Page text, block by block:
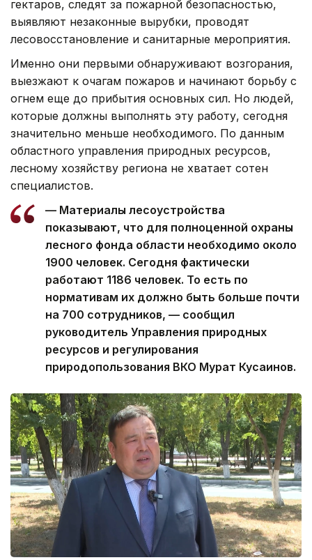
гектаров, следят за пожарной безопасностью,
выявляют незаконные вырубки, проводят
лесовосстановление и санитарные мероприятия.
Именно они первыми обнаруживают возгорания,
выезжают к очагам пожаров и начинают борьбу с
огнем еще до прибытия основных сил. Но людей,
которые должны выполнять эту работу, сегодня
значительно меньше необходимого. По данным
областного управления природных ресурсов,
лесному хозяйству региона не хватает сотен
специалистов.
— Материалы лесоустройства
показывают, что для полноценной охраны
лесного фонда области необходимо около
1900 человек. Сегодня фактически
работают 1186 человек. То есть по
нормативам их должно быть больше почти
на 700 сотрудников, — сообщил
руководитель Управления природных
ресурсов и регулирования
природопользования ВКО Мурат Кусаинов.